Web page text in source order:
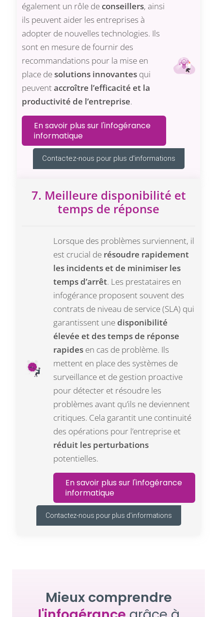
également un rôle de conseillers, ainsi
ils peuvent aider les entreprises à
adopter de nouvelles technologies. Ils
sont en mesure de fournir des
recommandations pour la mise en
place desolutions innovantes qui
peuventaccroître l’efficacité et la
productivité de l’entreprise.
En savoir plus sur l'infogérance
informatique
Contactez-nous pour plus d'informations
7. Meilleure disponibilité et
temps de réponse
Lorsque des problèmes surviennent, il
est crucial de résoudre rapidement
les incidents et de minimiser les
temps d’arrêt. Les prestataires en
infogérance proposent souvent des
contrats de niveau de service (SLA) qui
garantissent une disponibilité
élevée et des temps de réponse
rapides en cas de problème. Ils
mettent en place des systèmes de
surveillance et de gestion proactive
pour détecter et résoudre les
problèmes avant qu’ils ne deviennent
critiques. Cela garantit une continuité
des opérations pour l’entreprise et
réduit les perturbations
potentielles.
En savoir plus sur l'infogérance
informatique
Contactez-nous pour plus d'informations
Mieux comprendre